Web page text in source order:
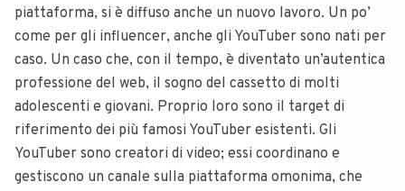
piattaforma, si è diffuso anche un nuovo lavoro. Un po’
come per gli influencer, anche gli YouTuber sono nati per
caso. Un caso che, con il tempo, è diventato un’autentica
professione del web, il sogno del cassetto di molti
adolescenti e giovani. Proprio loro sono il target di
riferimento dei più famosi YouTuber esistenti. Gli
YouTuber sono creatori di video; essi coordinano e
gestiscono un canale sulla piattaforma omonima, che